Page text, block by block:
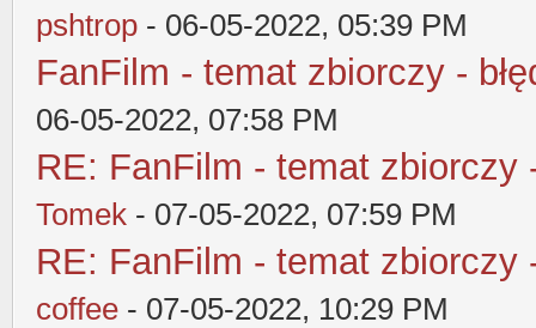
pshtrop - 06-05-2022, 05:39 PM
FanFilm - temat zbiorczy -
06-05-2022, 07:58 PM
RE: FanFilm - temat zbiorczy
Tomek - 07-05-2022, 07:59 PM
RE: FanFilm - temat zbiorczy
coffee - 07-05-2022, 10:29 PM